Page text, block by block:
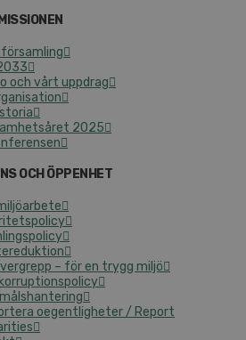
och vårt uppdrag
2025
OCH ÖPPENHET
– för en trygg miljö
oegentligheter / Report